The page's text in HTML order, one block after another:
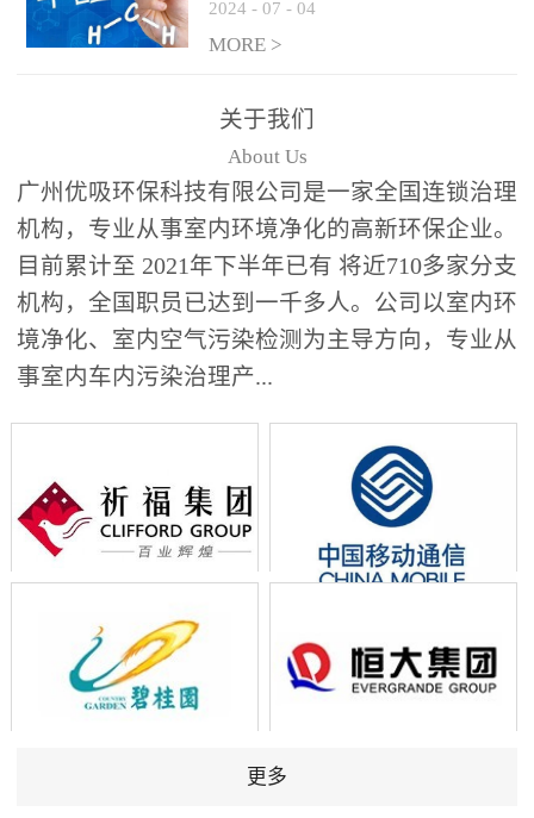
手”来袭，你的家安全吗？
2024 - 07 - 04
MORE >
关于我们
About Us
广州优吸环保科技有限公司是一家全国连锁治理
机构，专业从事室内环境净化的高新环保企业。
目前累计至 2021年下半年已有 将近710多家分支
机构，全国职员已达到一千多人。公司以室内环
境净化、室内空气污染检测为主导方向，专业从
事室内车内污染治理产...
更多